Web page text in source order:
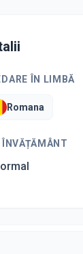
ÎN LIMBĂ
Romana